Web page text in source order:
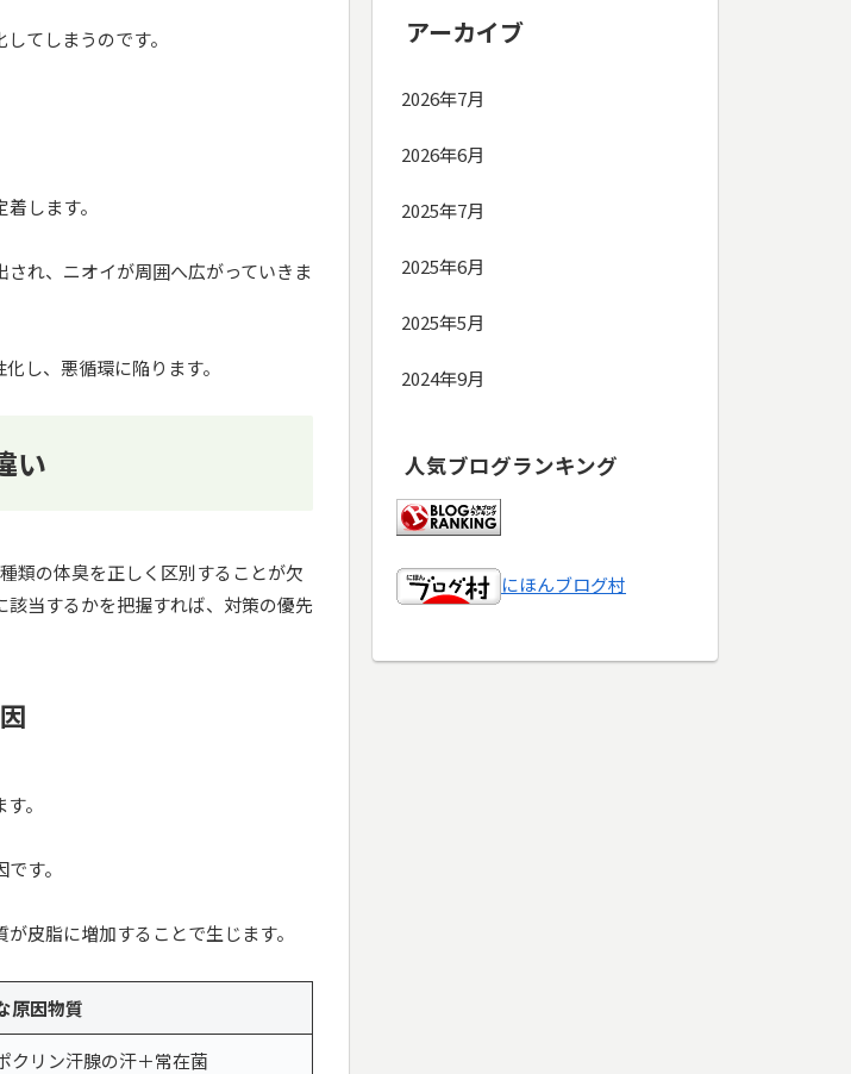
てしまうのです。
します。
れ、ニオイが周囲へ広がっていきま
し、悪循環に陥ります。
い
類の体臭を正しく区別することが欠
当するかを把握すれば、対策の優先
。
す。
皮脂に増加することで生じます。
原因物質
クリン汗腺の汗＋常在菌
アーカイブ
2026年7月
2026年6月
2025年7月
2025年6月
2025年5月
2024年9月
人気ブログランキング
にほんブログ村